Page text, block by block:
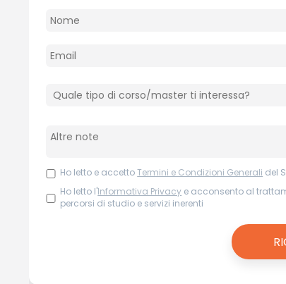
Ho letto e accettoTermini e Condizioni Generali del
Ho letto l'Informativa Privacy e acconsento al
percorsi di studio e servizi inerenti